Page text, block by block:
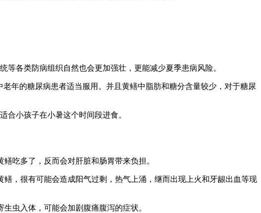
各类防病组织自然也会更加强壮，更能减少夏季患病风险。
年的糖尿病患者适当服用。并且黄鳝中脂肪和糖分含量较少，对于糖尿
合小孩子在小暑这个时间段进食。
吃多了，反而会对肝脏和肠胃带来负担。
，很有可能会造成阳气过剩，热气上涌，继而出现上火和牙龈出血等现
虫入体，可能会加剧腹痛腹泻的症状。